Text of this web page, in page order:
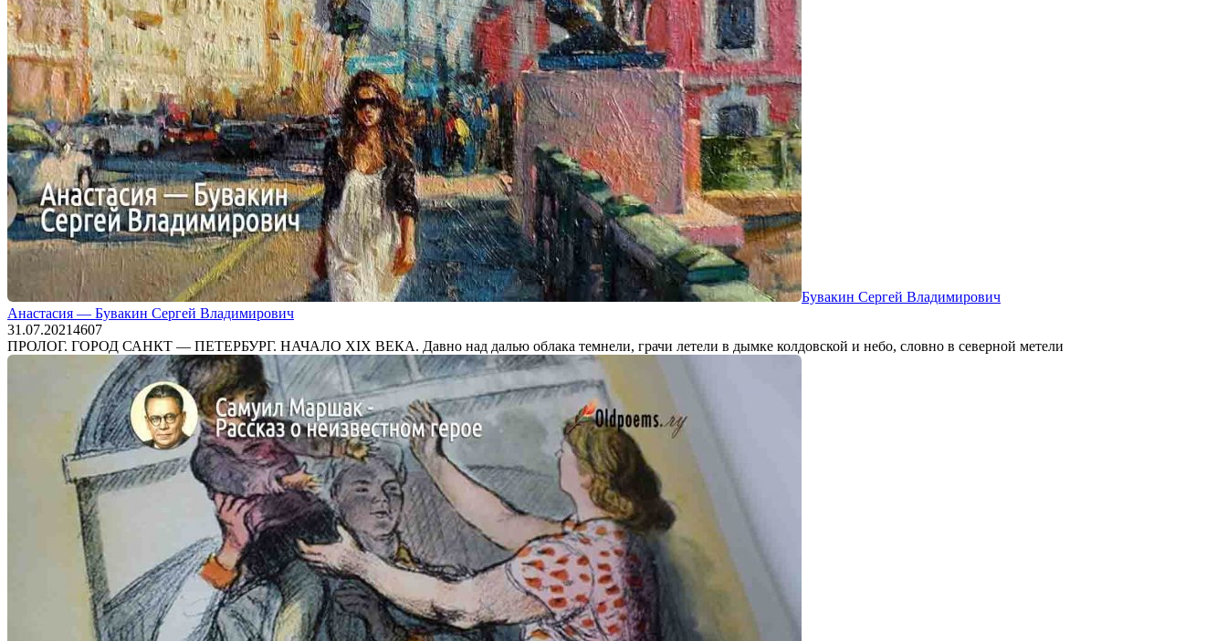
Бувакин Сергей Владимирович
Анастасия — Бувакин Сергей Владимирович
31.07.20214607
ПРОЛОГ. ГОРОД САНКТ — ПЕТЕРБУРГ. НАЧАЛО XIX ВЕКА. Давно над далью облака темнели, грачи летели в дымке колдовской и небо, словно в северной метели